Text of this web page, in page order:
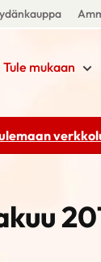
Tule mukaan